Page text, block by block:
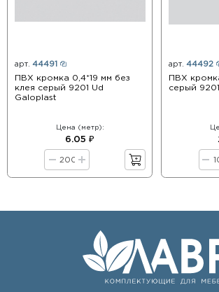
арт. 44491
ПВХ кромка 0,4*19 мм без
клея серый 9201 Ud
Galoplast
Цена (метр):
6.05 ₽
арт. 44492
ПВХ
серый